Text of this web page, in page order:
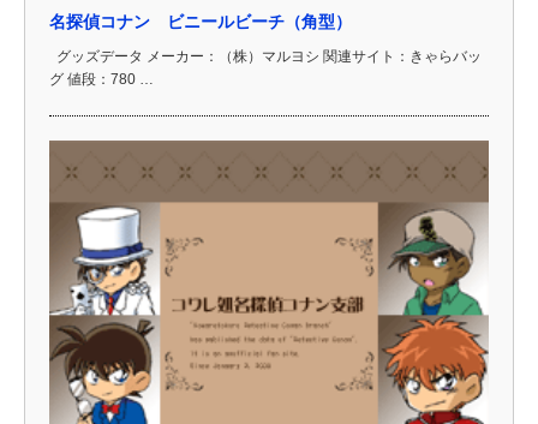
名探偵コナン ビニールビーチ（角型）
グッズデータ メーカー：（株）マルヨシ 関連サイト：きゃらバッ
グ 値段：780 …